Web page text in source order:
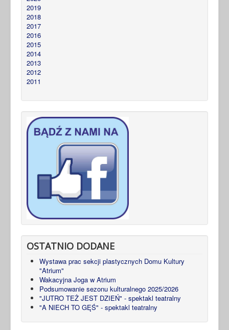
2019
2018
2017
2016
2015
2014
2013
2012
2011
OSTATNIO DODANE
Wystawa prac sekcji plastycznych Domu Kultury
"Atrium"
Wakacyjna Joga w Atrium
Podsumowanie sezonu kulturalnego 2025/2026
"JUTRO TEŻ JEST DZIEŃ" - spektakl teatralny
"A NIECH TO GĘŚ" - spektakl teatralny